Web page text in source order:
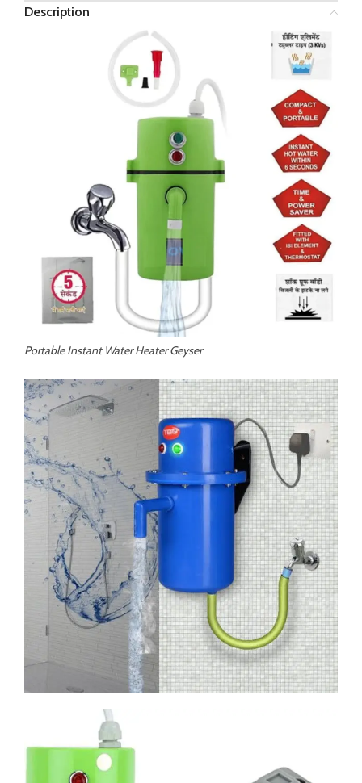
Description
Portable Instant Water Heater Geyser